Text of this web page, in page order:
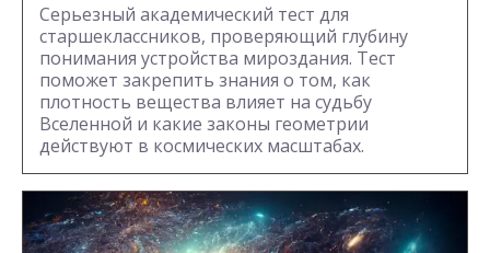
Серьезный академический тест для
старшеклассников, проверяющий глубину
понимания устройства мироздания. Тест
поможет закрепить знания о том, как
плотность вещества влияет на судьбу
Вселенной и какие законы геометрии
действуют в космических масштабах.